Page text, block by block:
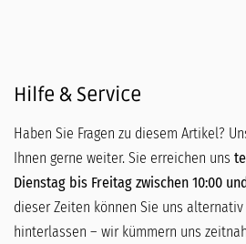
Hilfe & Service
Haben Sie Fragen zu diesem Artikel?
Ihnen gerne weiter. Sie erreichen uns
Dienstag bis Freitag zwischen 10:00
dieser Zeiten können Sie uns
hinterlassen – wir kümmern uns